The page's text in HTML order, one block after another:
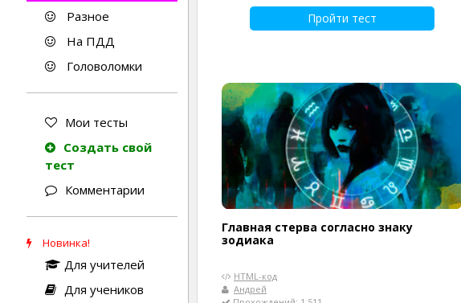
Разное
На ПДД
Головоломки
Мои тесты
Создать свой
тест
Комментарии
Новинка!
Для учителей
Для учеников
Пройти тест
Главная стерва согласно знаку
зодиака
HTML-код
Андрей